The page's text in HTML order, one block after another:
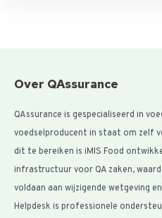
Over QAssurance
QAssurance is gespecialiseerd in
voedselproducent in staat om zelf
dit te bereiken is iMIS Food
infrastructuur voor QA zaken,
voldaan aan wijzigende wetgeving
Helpdesk is professionele